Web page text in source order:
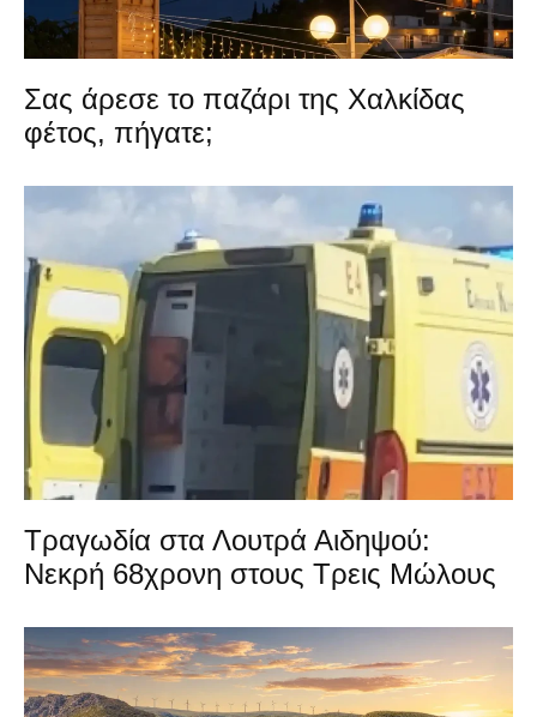
Σας άρεσε το παζάρι της Χαλκίδας
φέτος, πήγατε;
Τραγωδία στα Λουτρά Αιδηψού:
Νεκρή 68χρονη στους Τρεις Μώλους